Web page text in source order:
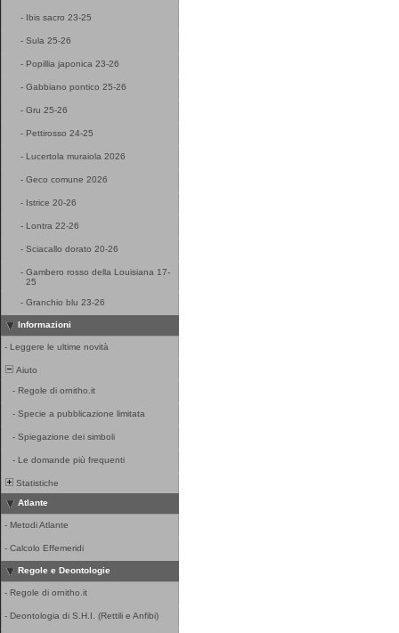
- Ibis sacro 23-25
- Sula 25-26
- Popillia japonica 23-26
- Gabbiano pontico 25-26
- Gru 25-26
- Pettirosso 24-25
- Lucertola muraiola 2026
- Geco comune 2026
- Istrice 20-26
- Lontra 22-26
- Sciacallo dorato 20-26
- Gambero rosso della Louisiana 17-
25
- Granchio blu 23-26
Informazioni
- Leggere le ultime novità
Aiuto
- Regole di ornitho.it
- Specie a pubblicazione limitata
- Spiegazione dei simboli
- Le domande più frequenti
Statistiche
Atlante
- Metodi Atlante
- Calcolo Effemeridi
Regole e Deontologie
- Regole di ornitho.it
- Deontologia di S.H.I. (Rettili e Anfibi)